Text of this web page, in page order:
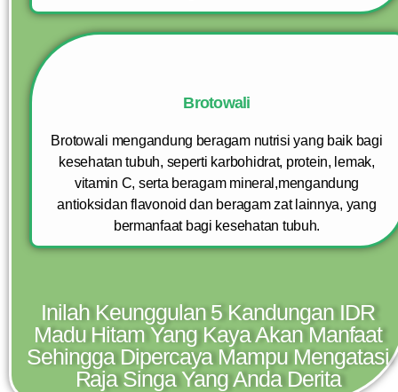
Brotowali
Brotowali mengandung beragam nutrisi yang baik bagi
kesehatan tubuh, seperti karbohidrat, protein, lemak,
vitamin C, serta beragam mineral,mengandung
antioksidan flavonoid dan beragam zat lainnya, yang
bermanfaat bagi kesehatan tubuh.
Inilah Keunggulan 5 Kandungan IDR
Madu Hitam Yang Kaya Akan Manfaat
Sehingga Dipercaya Mampu Mengatasi
Raja Singa Yang Anda Derita